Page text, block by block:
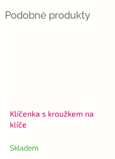
Klíčenka s kroužkem na
klíče
Skladem